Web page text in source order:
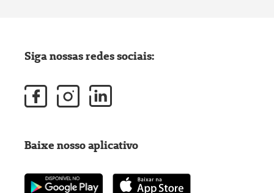
Siga nossas redes sociais:
Baixe nosso aplicativo